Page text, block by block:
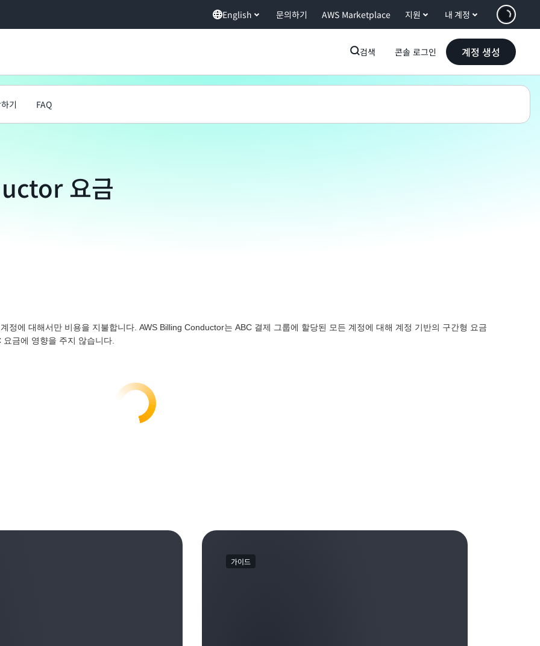
English 문의하기 AWS Marketplace 지원 내 계정
검색 콘솔 로그인 계정 생성
기 FAQ
요금
정에 대해서만 비용을 지불합니다. AWS Billing Conductor는 ABC 결제 그룹에 할당된 모든 계정에 대해 계정 기반의 구간형 요금
금에 영향을 주지 않습니다.
가이드